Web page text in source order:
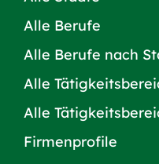
Alle Berufe
Alle Berufe nach
Alle
Alle
Firmenprofile